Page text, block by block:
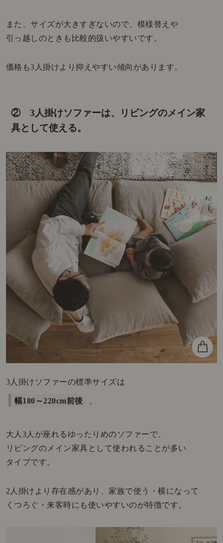
また、サイズが大きすぎないので、模様替えや
引っ越しのときも比較的扱いやすいです。
価格も3人掛けより抑えやすい傾向があります。
② 3人掛けソファーは、リビングのメイン家
具として使える。
3人掛けソファーの標準サイズは
幅180～220cm前後 。
大人3人が座れるゆったりめのソファーで、
リビングのメイン家具として使われることが多い
タイプです。
2人掛けより存在感があり、家族で使う・横になって
くつろぐ・来客時にも使いやすいのが特徴です。